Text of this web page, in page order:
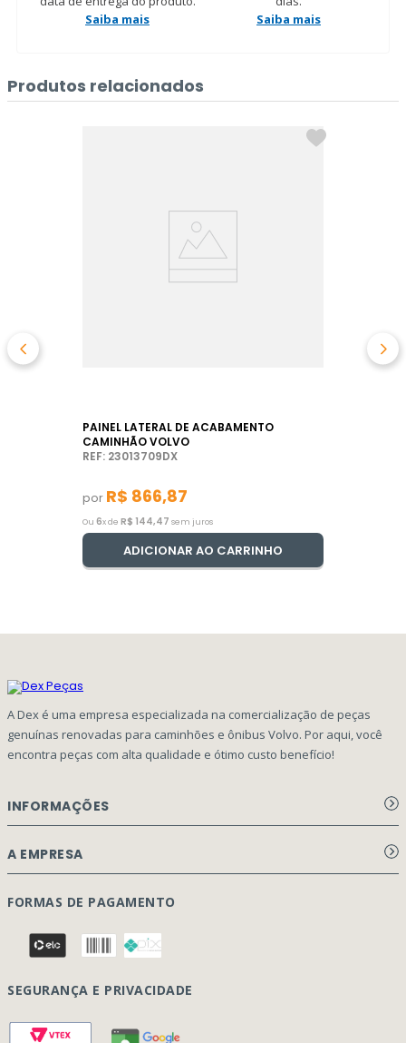
Saiba mais
Saiba mais
Produtos relacionados
PAINEL LATERAL DE ACABAMENTO
CAMINHÃO VOLVO
REF: 23013709DX
por R$ 866,87
Ou 6x de R$ 144,47 sem juros
ADICIONAR AO CARRINHO
A Dex é uma empresa especializada na comercialização de peças
genuínas renovadas para caminhões e ônibus Volvo. Por aqui, você
encontra peças com alta qualidade e ótimo custo benefício!
INFORMAÇÕES
Aviso de privacidade Dex Peças
Perguntas Frequentes
Formulário Garantia/Devolução
Rastreamento de pedidos
A EMPRESA
Página Principal
Quem Somos
Contato
FORMAS DE PAGAMENTO
SEGURANÇA E PRIVACIDADE